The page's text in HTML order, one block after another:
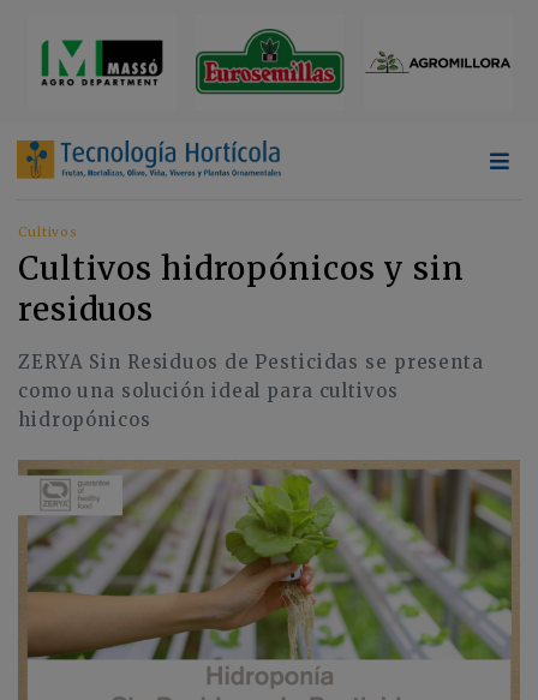
Cultivos
Cultivos hidropónicos y sin
residuos
ZERYA Sin Residuos de Pesticidas se presenta
como una solución ideal para cultivos
hidropónicos